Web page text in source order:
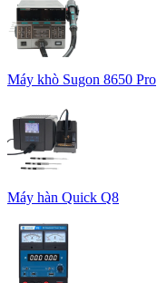
Máy khò Sugon 8650 Pro
Máy hàn Quick Q8